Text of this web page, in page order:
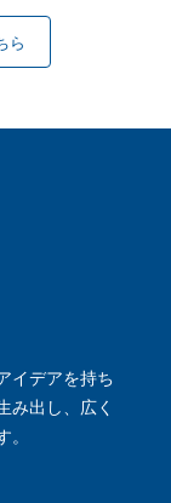
ら
イデアを持ち
み出し、広く